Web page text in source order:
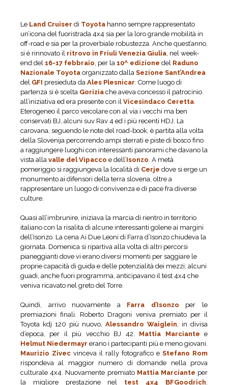
Le Land Cruiser di Toyota hanno sempre rappresentato
un’icona del fuoristrada 4x4 sia per la loro grande mobilità in
off-road e sia per la proverbiale robustezza. Anche quest’anno,
si è rinnovato il ritrovo in Friuli Venezia Giulia, nel week-
end del 16-17 febbraio, per la 10^ edizione del Raduno
Nazionale Toyota organizzato dalla Sezione Sant’Andrea
del GFI presieduta da Ales Plesnicar. Come luogo di
partenza si è scelta Gorizia che aveva concesso il patrocinio
all’iniziativa ed era presente con il Vicesindaco Ceretta.
Eterogeneo il parco veicolare con al via i vecchi ma ben
conservati BJ, alcuni suv Rav 4 ed i più recenti HDJ. La
carovana, seguendo le note del road-book, è partita alla volta
della Slovenija percorrendo ampi sterrati e piste di bosco fino
a raggiungere luoghi con interessanti panorami che davano la
vista alla valle del Vipacco e dell’Isonzo. A metà
pomeriggio si raggiungeva la località di Cerje dove si erge un
monumento ai difensori della terra slovena, oltre a
rappresentare un luogo di convivenza e di pace fra diverse
culture.
Quasi all’imbrunire, iniziava la marcia di rientro in territorio
italiano con la risalita di alcune interessanti golene ai margini
dell’Isonzo. La cena Ai Due Leoni di Farra d’Isonzo chiudeva la
giornata. Domenica si ripartiva alla volta di altri percorsi
pianeggianti dove vi erano diversi momenti per saggiare le
proprie capacità di guida e delle potenzialità dei mezzi; alcuni
guadi, anche fuori programma, anticipavano il test 4x4 che
veniva ricavato nel greto del Torre.
Quindi, arrivo nuovamente a Farra d’Isonzo per le
premiazioni finali. Roberto Dragoni veniva premiato per il
Toyota kdj 120 più nuovo, Alessandro Waiglein, in divisa
d’epoca, per il più vecchio BJ 42. Mattia Marciante
e
Helmut Niedermayr erano i partecipanti più e meno giovani.
Maurizio Zivec vinceva il rally fotografico e Stefano Rom
rispondeva al maggior numero di domande nella prova
culturale 4x4. Nuovamente premiato Mattia Marciante per
la migliore prestazione nel test 4x4 BFGoodrich.